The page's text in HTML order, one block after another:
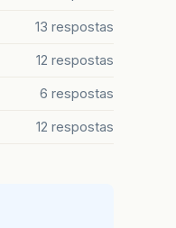
13 respostas
12 respostas
6 respostas
12 respostas